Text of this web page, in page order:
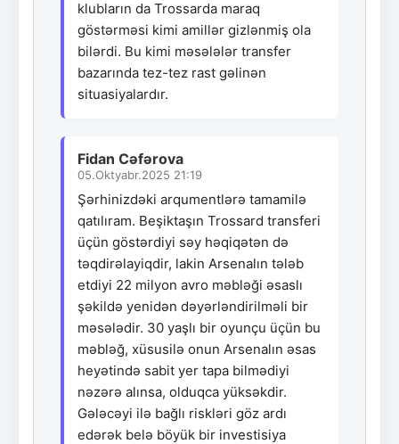
klubların da Trossarda maraq
göstərməsi kimi amillər gizlənmiş ola
bilərdi. Bu kimi məsələlər transfer
bazarında tez-tez rast gəlinən
situasiyalardır.
Fidan Cəfərova
05.Oktyabr.2025 21:19
Şərhinizdəki arqumentlərə tamamilə
qatılıram. Beşiktaşın Trossard transferi
üçün göstərdiyi səy həqiqətən də
təqdirəlayiqdir, lakin Arsenalın tələb
etdiyi 22 milyon avro məbləği əsaslı
şəkildə yenidən dəyərləndirilməli bir
məsələdir. 30 yaşlı bir oyunçu üçün bu
məbləğ, xüsusilə onun Arsenalın əsas
heyətində sabit yer tapa bilmədiyi
nəzərə alınsa, olduqca yüksəkdir.
Gələcəyi ilə bağlı riskləri göz ardı
edərək belə böyük bir investisiya